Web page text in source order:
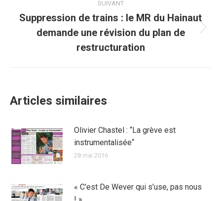
SUIVANT
Article
suivant
Suppression de trains : le MR du Hainaut
demande une révision du plan de
restructuration
Articles similaires
Olivier Chastel : “La grève est
instrumentalisée“
28 mai 2016
« C’est De Wever qui s’use, pas nous